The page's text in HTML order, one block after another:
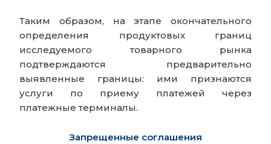
Таким образом, на этапе окончательного
определения продуктовых границ
исследуемого товарного рынка
подтверждаются предварительно
выявленные границы: ими признаются
услуги по приему платежей через
платежные терминалы.
Запрещенные соглашения